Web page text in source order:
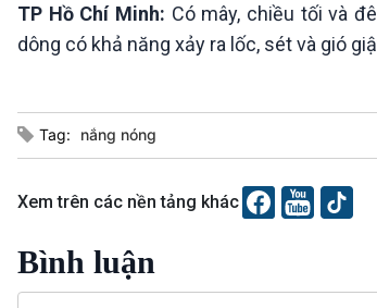
TP Hồ Chí Minh: Có mây, chiều tối và
dông có khả năng xảy ra lốc, sét và gió
Tag: nắng nóng
Xem trên các nền tảng khác
Bình luận